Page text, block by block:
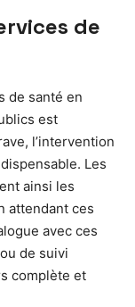
de
de santé en
est
l’intervention
Les
ainsi les
attendant ces
avec ces
de suivi
complète et